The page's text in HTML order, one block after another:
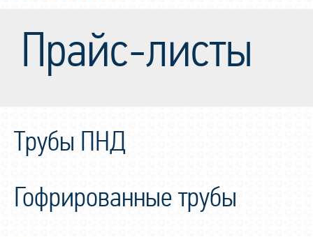
Прайс-листы
Трубы ПНД
Гофрированные трубы